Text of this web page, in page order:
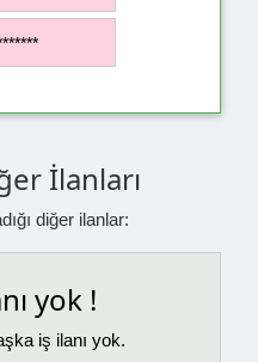
İlanları
diğer ilanlar:
yok !
iş ilanı yok.